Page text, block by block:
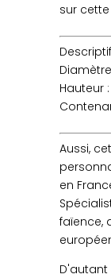
sur
Hauteur
Aussi,
en
faïence,